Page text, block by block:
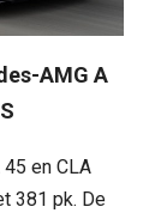
AMG A
en CLA
381 pk. De